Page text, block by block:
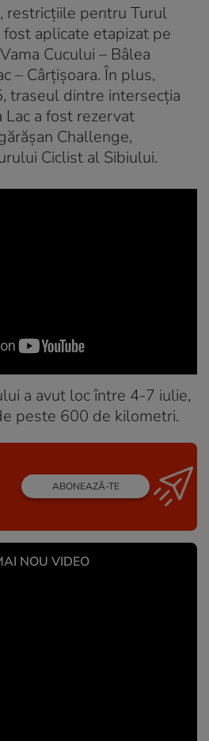
restricțiile pentru Turul
aplicate etapizat pe
Cucului – Bâlea
– Cârțișoara. În plus,
traseul dintre intersecția
Lac a fost rezervat
Challenge,
Ciclist al Sibiului.
a avut loc între 4-7 iulie,
peste 600 de kilometri.
ABONEAZĂ-TE
NOU VIDEO